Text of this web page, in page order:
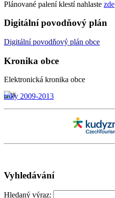
Plánované palení klestí nahlaste zde
Digitální povodňový plán
Digitálnípovodňový plán obce
Kronika obce
Elektronická kronika obce
roky 2009-2013
Vyhledávání
Hledaný výraz: